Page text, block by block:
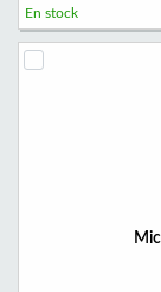
En stock